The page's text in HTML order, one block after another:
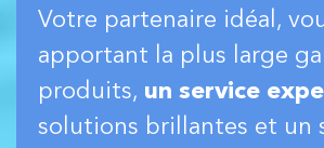
Votre partenaire idéal,
apportant la plus large
produits, un service
solutions brillantes et un